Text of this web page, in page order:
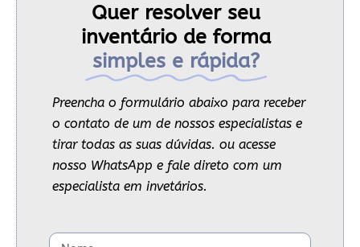
Quer resolver seu
inventário de forma
simples e rápida?
Preencha o formulário abaixo para receber
o contato de um de nossos especialistas e
tirar todas as suas dúvidas. ou acesse
nosso WhatsApp e fale direto com um
especialista em invetários.